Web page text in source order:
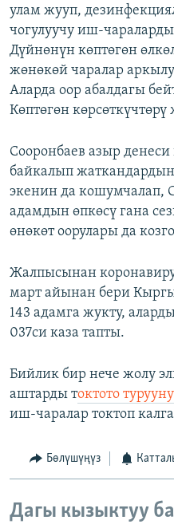
улам жууп,
чогулуучу иш-чараларды
Дүйнөнүн көптөгөн
жөнөкөй чаралар
Аларда оор абалдагы
Көптөгөн
Сооронбаев азыр
байкалып
экенин да кошумчалап,
адамдын өпкөсү гана
өнөкөт оорулары да
Жалпысынан
март айынан бери
143 адамга жукту,
037си каза тапты.
Бийлик бир нече жолу
аштарды токтото турууну
иш-чаралар токтоп
Бөлүшүңүз
Дагы кызыктуу